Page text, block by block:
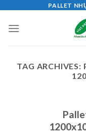
content
PALLET
TAG ARCHIVES: